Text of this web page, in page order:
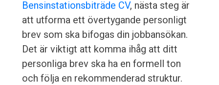
Bensinstationsbiträde CV, nästa steg är
att utforma ett övertygande personligt
brev som ska bifogas din jobbansökan.
Det är viktigt att komma ihåg att ditt
personliga brev ska ha en formell ton
och följa en rekommenderad struktur.